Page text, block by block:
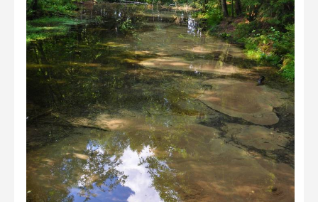
Liikuvad kuvad 2025
Hiite kuvavõistlus 2024
Hiite kuvavõistlus 2024 lisa
Liikuvad kuvad 2024
Hiite kuvavõistlus 2023
Hiite kuvavõistlus 2023 lisa
Liikuvad kuvad 2023
Hiite kuvavõistlus 2022